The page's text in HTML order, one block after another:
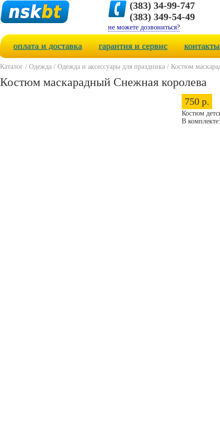
(383) 34-99-747
(383) 349-54-49
не можете дозвониться?
оплата и доставка гарантия и сервис контакты
Каталог / Одежда / Одежда и аксессуары для праздника / Костюм
Костюм маскарадный Снежная королева
750 р.
Костюм
В